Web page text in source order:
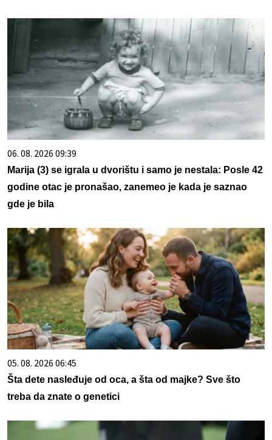
06. 08. 2026 09:39
Marija (3) se igrala u dvorištu i samo je nestala: Posle 42
godine otac je pronašao, zanemeo je kada je saznao
gde je bila
05. 08. 2026 06:45
Šta dete nasleđuje od oca, a šta od majke? Sve što
treba da znate o genetici